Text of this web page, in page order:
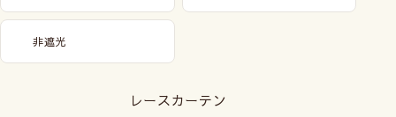
非遮光
レースカーテン